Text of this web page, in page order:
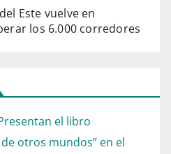
Este vuelve en
los 6.000 corredores
el libro
otros mundos” en el